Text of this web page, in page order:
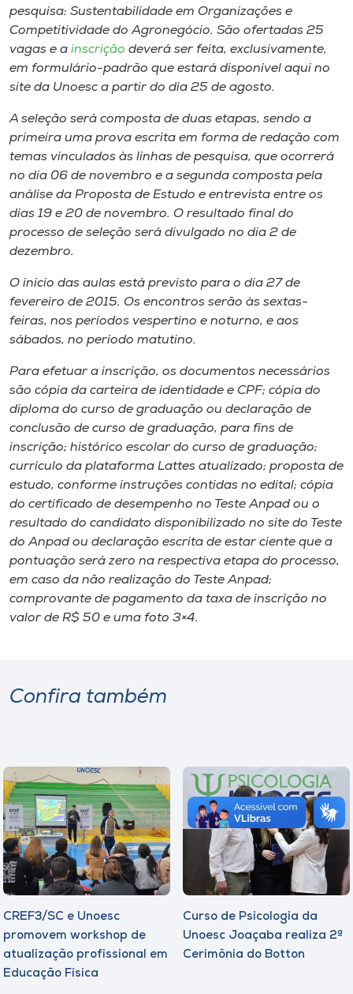
Store
Selecione
pesquisa: Sustentabilidade em Organizações e
Competitividade do Agronegócio. São ofertadas 25
vagas e a inscrição deverá ser feita, exclusivamente,
em formulário-padrão que estará disponível aqui no
site da Unoesc a partir do dia 25 de agosto.
A seleção será composta de duas etapas, sendo a
primeira uma prova escrita em forma de redação com
temas vinculados às linhas de pesquisa, que ocorrerá
no dia 06 de novembro e a segunda composta pela
análise da Proposta de Estudo e entrevista entre os
dias 19 e 20 de novembro. O resultado final do
processo de seleção será divulgado no dia 2 de
dezembro.
O início das aulas está previsto para o dia 27 de
fevereiro de 2015. Os encontros serão às sextas-
feiras, nos períodos vespertino e noturno, e aos
sábados, no período matutino.
Para efetuar a inscrição, os documentos necessários
são cópia da carteira de identidade e CPF; cópia do
diploma do curso de graduação ou declaração de
conclusão de curso de graduação, para fins de
inscrição; histórico escolar do curso de graduação;
currículo da plataforma Lattes atualizado; proposta de
estudo, conforme instruções contidas no edital; cópia
do certificado de desempenho no Teste Anpad ou o
resultado do candidato disponibilizado no site do Teste
do Anpad ou declaração escrita de estar ciente que a
pontuação será zero na respectiva etapa do processo,
em caso da não realização do Teste Anpad;
comprovante de pagamento da taxa de inscrição no
valor de R$ 50 e uma foto 3×4.
Confira também
CREF3/SC e Unoesc
promovem workshop de
atualização profissional em
Educação Física
Curso de Psicologia da
Unoesc Joaçaba realiza 2ª
Cerimônia do Botton